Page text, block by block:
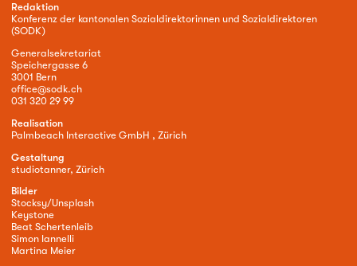
Redaktion
Konferenz der kantonalen Sozialdirektorinnen und Sozialdirektoren
(SODK)
Generalsekretariat
Speichergasse 6
3001 Bern
office@sodk.ch
031 320 29 99
Realisation
Palmbeach Interactive GmbH , Zürich
Gestaltung
studiotanner, Zürich
Bilder
Stocksy/Unsplash
Keystone
Beat Schertenleib
Simon Iannelli
Martina Meier